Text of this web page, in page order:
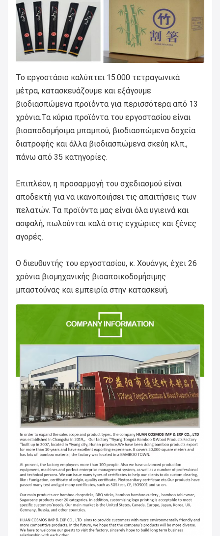
Το εργοστάσιο καλύπτει 15.000 τετραγωνικά
μέτρα, κατασκευάζουμε και εξάγουμε
βιοδιασπώμενα προϊόντα για περισσότερα από 13
χρόνια.Τα κύρια προϊόντα του εργοστασίου είναι
βιοαποδομήσιμα μπαμπού, βιοδιασπώμενα δοχεία
διατροφής και άλλα βιοδιασπώμενα σκεύη κλπ.,
πάνω από 35 κατηγορίες.
Επιπλέον, η προσαρμογή του σχεδιασμού είναι
αποδεκτή για να ικανοποιήσει τις απαιτήσεις των
πελατών. Τα προϊόντα μας είναι όλα υγιεινά και
ασφαλή, πωλούνται καλά στις εγχώριες και ξένες
αγορές.
Ο διευθυντής του εργοστασίου, κ. Χουάνγκ, έχει 26
χρόνια βιομηχανικής βιοαποικοδομήσιμης
μπαστούνας και εμπειρία στην κατασκευή.